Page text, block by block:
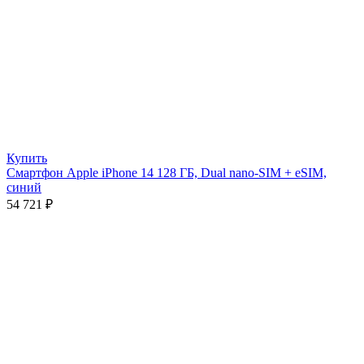
Купить
Смартфон Apple iPhone 14 128 ГБ, Dual nano-SIM + eSIM,
синий
54 721 ₽